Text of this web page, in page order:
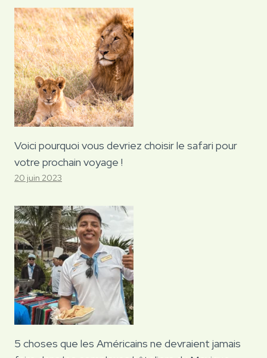
Voici pourquoi vous devriez choisir le safari pour
votre prochain voyage !
20 juin 2023
5 choses que les Américains ne devraient jamais